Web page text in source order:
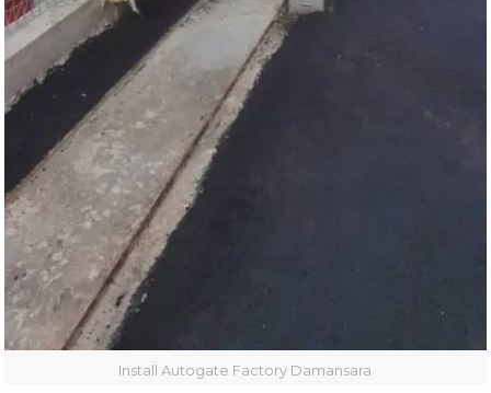
Install Autogate Factory Damansara